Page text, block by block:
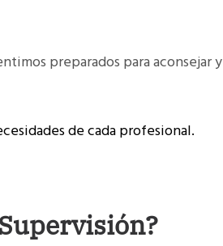
preparados para aconsejar y
de cada profesional.